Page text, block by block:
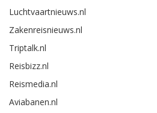
Luchtvaartnieuws.nl
Zakenreisnieuws.nl
Triptalk.nl
Reisbizz.nl
Reismedia.nl
Aviabanen.nl